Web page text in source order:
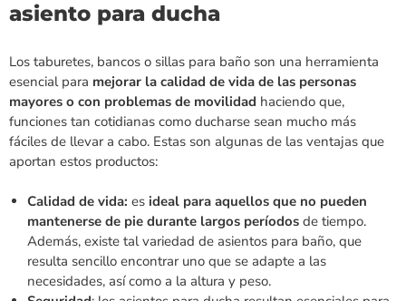
asiento para ducha
Los taburetes, bancos o sillas para baño son una herramienta
esencial para mejorar la calidad de vida de las personas
mayores o con problemas de movilidad haciendo que,
funciones tan cotidianas como ducharse sean mucho más
fáciles de llevar a cabo. Estas son algunas de las ventajas que
aportan estos productos:
Calidad de vida: es ideal para aquellos que no pueden
mantenerse de pie durante largos períodos de tiempo.
Además, existe tal variedad de asientos para baño, que
resulta sencillo encontrar uno que se adapte a las
necesidades, así como a la altura y peso.